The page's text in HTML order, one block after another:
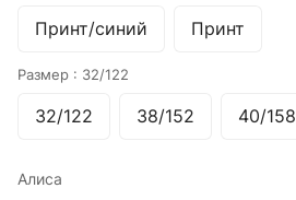
Принт/синий Принт
Размер : 32/122
32/122 38/152 40/158
Алиса